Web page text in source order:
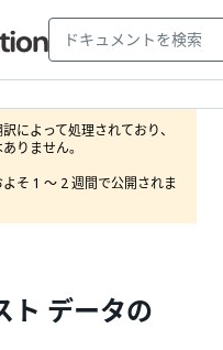
によって処理されており、
りません。
そ 1 ～ 2 週間で公開されま
データの